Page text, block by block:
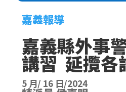
嘉義報導
嘉義縣外事
講習 延攬各
5 月/ 16 日/2024